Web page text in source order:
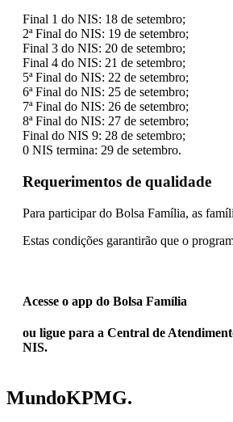
Final 1 do NIS: 18 de setembro;
2ª Final do NIS: 19 de setembro;
Final 3 do NIS: 20 de setembro;
Final 4 do NIS: 21 de setembro;
5ª Final do NIS: 22 de setembro;
6ª Final do NIS: 25 de setembro;
7ª Final do NIS: 26 de setembro;
8ª Final do NIS: 27 de setembro;
Final do NIS 9: 28 de setembro;
0 NIS termina: 29 de setembro.
Requerimentos de qualidade
Para participar do Bolsa Família, as
Estas condições garantirão que o
Acesse o app do Bolsa Família
ou ligue para a Central de
NIS.
MundoKPMG.